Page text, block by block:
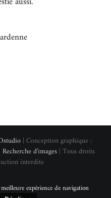
| Conception graphique :
Recherche d'images| Tous droits
interdite
Facebook
Vimeo
expérience de navigation